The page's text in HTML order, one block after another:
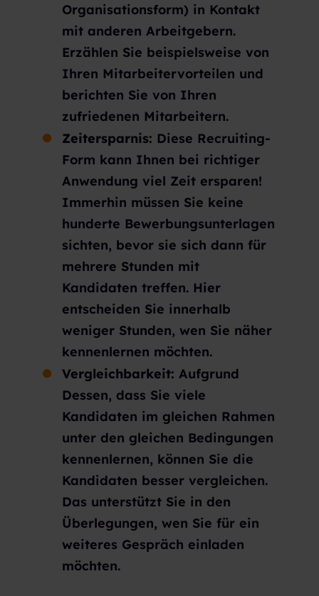
Organisationsform) in Kontakt
mit anderen Arbeitgebern.
Erzählen Sie beispielsweise von
Ihren Mitarbeitervorteilen und
berichten Sie von Ihren
zufriedenen Mitarbeitern.
Zeitersparnis: Diese Recruiting-
Form kann Ihnen bei richtiger
Anwendung viel Zeit ersparen!
Immerhin müssen Sie keine
hunderte Bewerbungsunterlagen
sichten, bevor sie sich dann für
mehrere Stunden mit
Kandidaten treffen. Hier
entscheiden Sie innerhalb
weniger Stunden, wen Sie näher
kennenlernen möchten.
Vergleichbarkeit: Aufgrund
Dessen, dass Sie viele
Kandidaten im gleichen Rahmen
unter den gleichen Bedingungen
kennenlernen, können Sie die
Kandidaten besser vergleichen.
Das unterstützt Sie in den
Überlegungen, wen Sie für ein
weiteres Gespräch einladen
möchten.